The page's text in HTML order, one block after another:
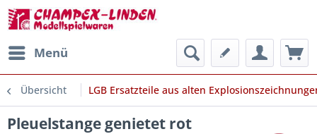
Menü
Übersicht LGB Ersatzteile aus alten
Pleuelstange genietet rot